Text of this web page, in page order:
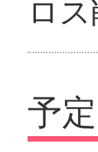
ロ
予